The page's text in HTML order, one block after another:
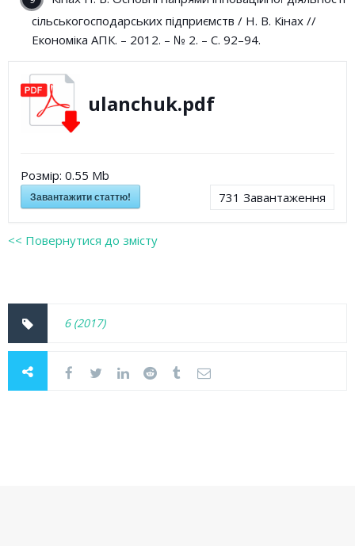
сільськогосподарських підприємств / Н. В. Кінах //
Економіка АПК. – 2012. – № 2. – С. 92–94.
ulanchuk.pdf
Розмір: 0.55 Mb
Завантажити статтю! 731 Завантаження
<< Повернутися до змісту
6 (2017)